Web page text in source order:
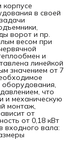
корпусе
в своей
ворот и пр.
весом при
и
линейкой
значением от 7
оборудования,
что
и механическую
монтаж,
от
от 0,18 кВт
входного вала: